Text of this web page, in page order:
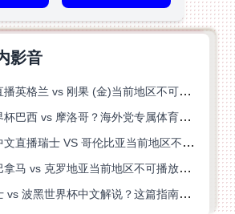
影音
在海外看世界杯直播英格兰 vs 刚果 (金)当前地区不可播放？这篇指南帮你突破所有限制
在国外如何看世界杯巴西 vs 摩洛哥？海外党专属体育观赛指南来了
在国外看世界杯中文直播瑞士 VS 哥伦比亚当前地区不可播放？这篇指南帮你搞定
在国外看世界杯巴拿马 vs 克罗地亚当前地区不可播放？这篇指南帮你轻松解决海外体育直播难题
在国外怎么看瑞士 vs 波黑世界杯中文解说？这篇指南帮你搞定所有地区限制问题